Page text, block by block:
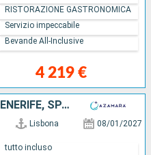
4 219 €
RISTORAZIONE GASTRONOMICA
Servizio impeccabile
Bevande All-Inclusive
PORTOGALLO, MAROCCO, TENERIFE, SPAGNA, LANZAROTE
Lisbona 08/01/2027
tutto incluso